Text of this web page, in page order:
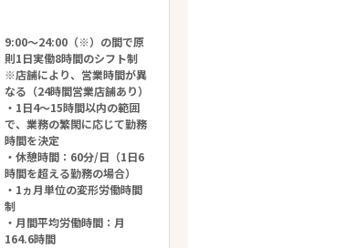
9:00～24:00（※）の間で原
則1日実働8時間のシフト制
※店舗により、営業時間が異
なる（24時間営業店舗あり）
・1日4～15時間以内の範囲
で、業務の繁閑に応じて勤務
時間を決定
・休憩時間：60分/日（1日6
時間を超える勤務の場合）
・1ヵ月単位の変形労働時間
制
・月間平均労働時間：月
164.6時間